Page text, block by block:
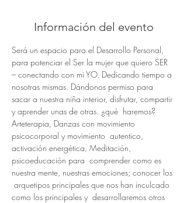
Información del evento
Será un espacio para el Desarrollo Personal,
para potenciar el Ser la mujer que quiero SER
– conectando con mi YO. Dedicando tiempo a
nosotras mismas. Dándonos permiso para
sacar a nuestra niña interior, disfrutar, compartir
y aprender unas de otras. ¿qué  haremos?
Arteterapia, Danzas con movimiento
psicocorporal y movimiento  autentico,
activación energética, Meditación,
psicoeducación para  comprender como es
nuestra mente, nuestras emociones; conocer los
arquetipos principales que nos han inculcado
como los principales y  desarrollaremos otros